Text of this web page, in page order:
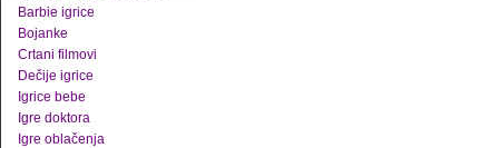
Barbie igrice
Bojanke
Crtani filmovi
Dečije igrice
Igrice bebe
Igre doktora
Igre oblačenja